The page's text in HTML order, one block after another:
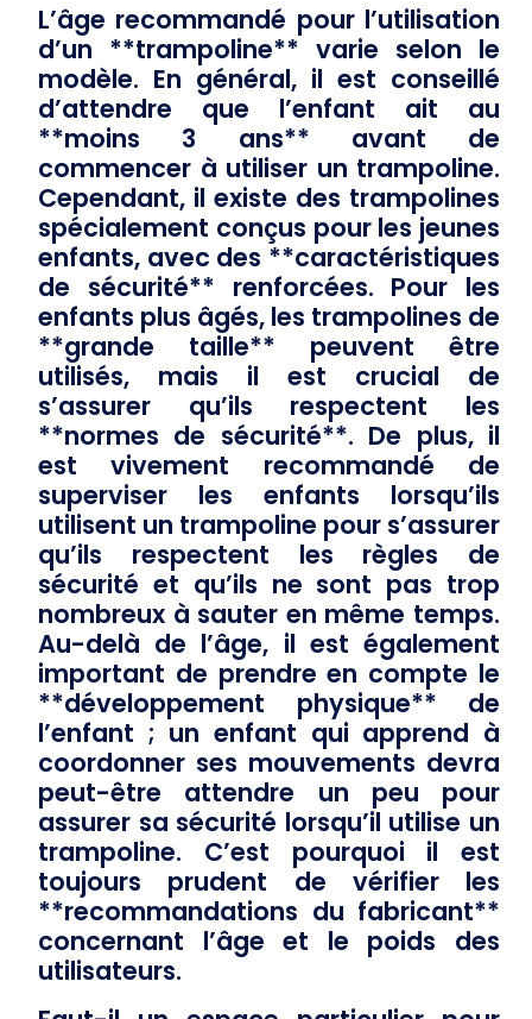
L’âge recommandé pour l’utilisation
d’un **trampoline** varie selon le
modèle. En général, il est conseillé
d’attendre que l’enfant ait au
**moins 3 ans** avant de
commencer à utiliser un trampoline.
Cependant, il existe des trampolines
spécialement conçus pour les jeunes
enfants, avec des **caractéristiques
de sécurité** renforcées. Pour les
enfants plus âgés, les trampolines de
**grande taille** peuvent être
utilisés, mais il est crucial de
s’assurer qu’ils respectent les
**normes de sécurité**. De plus, il
est vivement recommandé de
superviser les enfants lorsqu’ils
utilisent un trampoline pour s’assurer
qu’ils respectent les règles de
sécurité et qu’ils ne sont pas trop
nombreux à sauter en même temps.
Au-delà de l’âge, il est également
important de prendre en compte le
**développement physique** de
l’enfant ; un enfant qui apprend à
coordonner ses mouvements devra
peut-être attendre un peu pour
assurer sa sécurité lorsqu’il utilise un
trampoline. C’est pourquoi il est
toujours prudent de vérifier les
**recommandations du fabricant**
concernant l’âge et le poids des
utilisateurs.